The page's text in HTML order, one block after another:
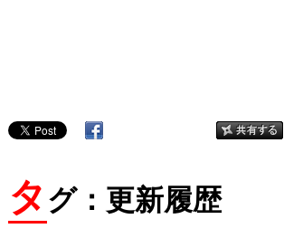
タ グ：更新履歴